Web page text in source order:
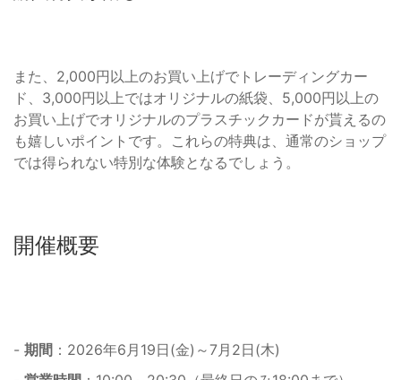
また、2,000円以上のお買い上げでトレーディングカー
ド、3,000円以上ではオリジナルの紙袋、5,000円以上の
お買い上げでオリジナルのプラスチックカードが貰えるの
も嬉しいポイントです。これらの特典は、通常のショップ
では得られない特別な体験となるでしょう。
開催概要
- 期間 ：2026年6月19日(金)～7月2日(木)